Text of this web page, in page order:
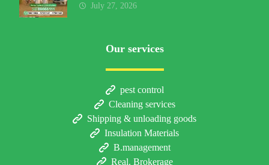
الخدمة والعوامل المؤثرة
July 27, 2026
Our services
pest control
Cleaning services
Shipping & unloading goods
Insulation Materials
B.management
Real. Brokerage